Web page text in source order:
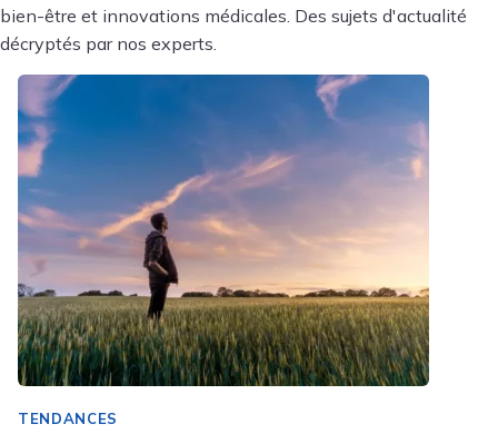
bien-être et innovations médicales. Des sujets d'actualité
décryptés par nos experts.
TENDANCES